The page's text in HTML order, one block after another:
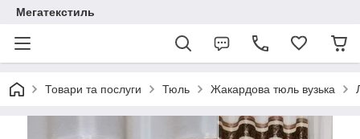
Мегатекстиль
Товари та послуги Тюль Жакардова тюль вузька